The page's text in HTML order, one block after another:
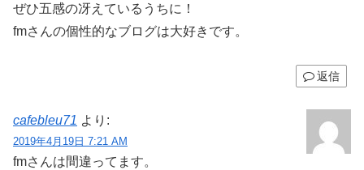
ぜひ五感の冴えているうちに！
fmさんの個性的なブログは大好きです。
返信
cafebleu71 より:
2019年4月19日 7:21 AM
fmさんは間違ってます。